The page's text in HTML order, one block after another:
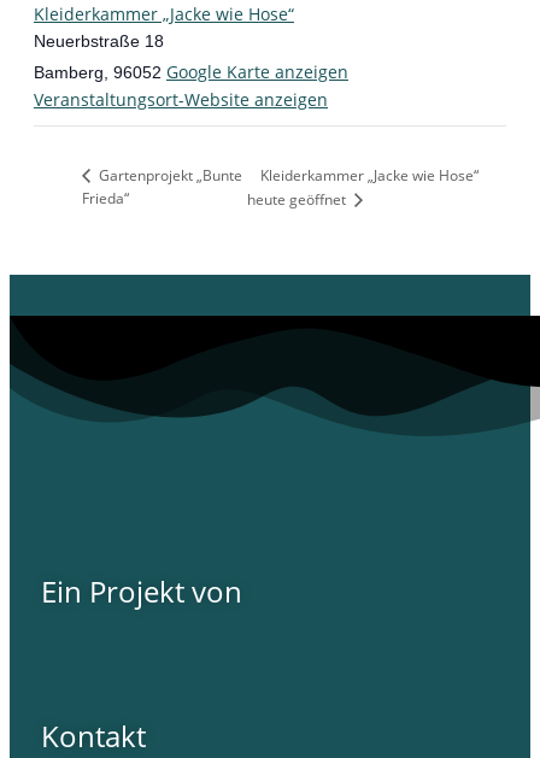
Kleiderkammer „Jacke wie Hose“
Neuerbstraße 18
Bamberg 96052 Google Karte anzeigen
Veranstaltungsort-Website anzeigen
Gartenprojekt „Bunte
Frieda“
Kleiderkammer „Jacke wie Hose“
heute geöffnet
Ein Projekt von
Kontakt